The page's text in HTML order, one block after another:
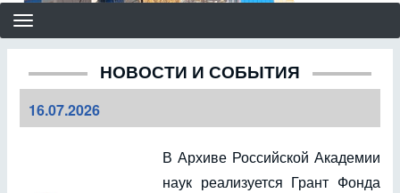
НОВОСТИ И СОБЫТИЯ
16.07.2026
В Архиве Российской Академии
наук реализуется Грант Фонда